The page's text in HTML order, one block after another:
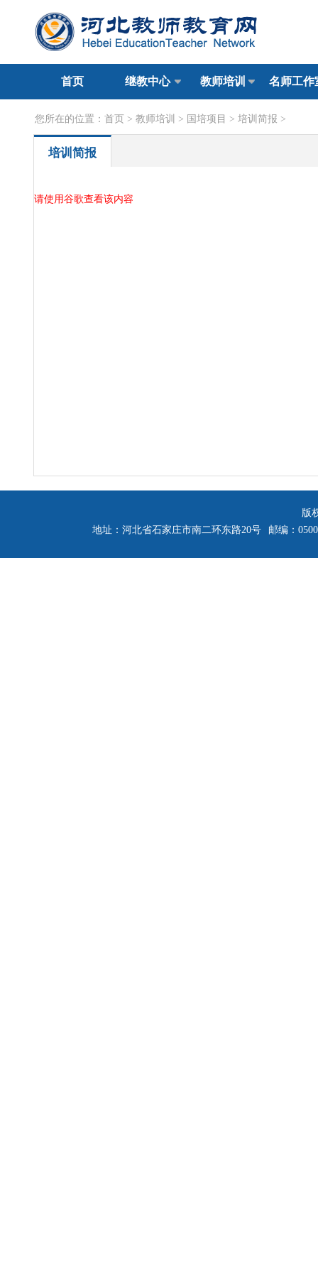
首页 继教中心 教师培训 名师工作
您所在的位置： 首页 > 教师培训 > 国培项目 > 培训简报 >
培训简报
请使用谷歌查看该内容
版
地址：河北省石家庄市南二环东路20号
邮编：